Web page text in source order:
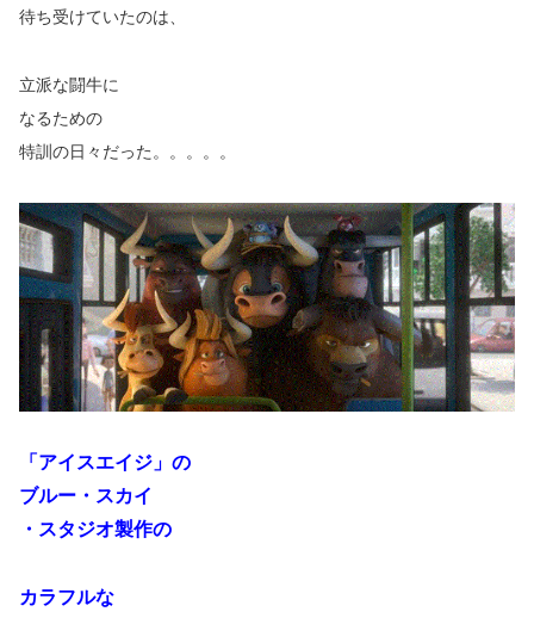
待ち受けていたのは、
立派な闘牛に
なるための
特訓の日々だった。。。。。
「アイスエイジ」の
ブルー・スカイ
・スタジオ製作の
カラフルな